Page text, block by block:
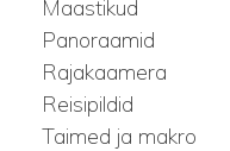
Maastikud
Panoraamid
Rajakaamera
Reisipildid
Taimed ja makro